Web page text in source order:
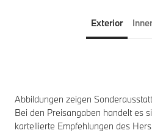
Exterior
Abbildungen zeigen
Bei den Preisangaben handelt es
kartellierte Empfehlungen des